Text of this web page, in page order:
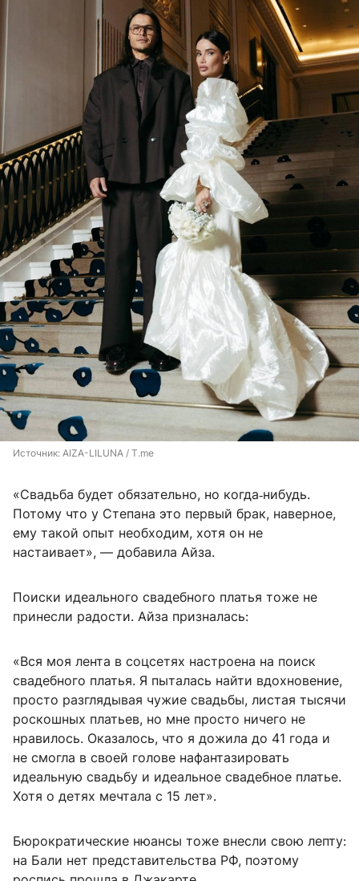
Источник: AIZA-LILUNA / T.me
«Свадьба будет обязательно, но когда‑нибудь.
Потому что у Степана это первый брак, наверное,
ему такой опыт необходим, хотя он не
настаивает», — добавила Айза.
Поиски идеального свадебного платья тоже не
принесли радости. Айза призналась:
«Вся моя лента в соцсетях настроена на поиск
свадебного платья. Я пыталась найти вдохновение,
просто разглядывая чужие свадьбы, листая тысячи
роскошных платьев, но мне просто ничего не
нравилось. Оказалось, что я дожила до 41 года и
не смогла в своей голове нафантазировать
идеальную свадьбу и идеальное свадебное платье.
Хотя о детях мечтала с 15 лет».
Бюрократические нюансы тоже внесли свою лепту:
на Бали нет представительства РФ, поэтому